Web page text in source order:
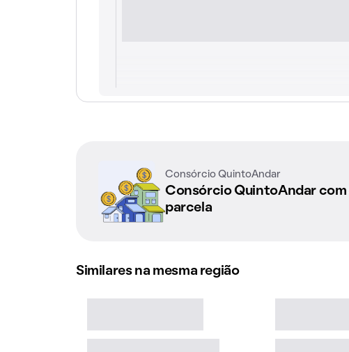
Consórcio QuintoAndar
Consórcio QuintoAndar com
parcela
Similares na mesma região